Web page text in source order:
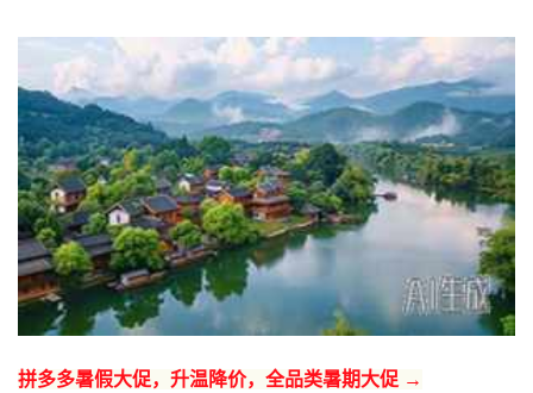
拼多多暑假大促，升温降价，全品类暑期大促 →